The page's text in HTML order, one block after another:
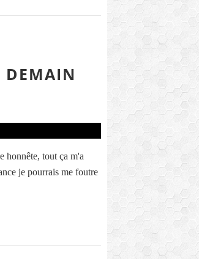
DEMAIN
honnête, tout ça m'a
je pourrais me foutre